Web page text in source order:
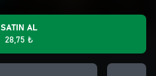
SATIN AL
28,75 ₺